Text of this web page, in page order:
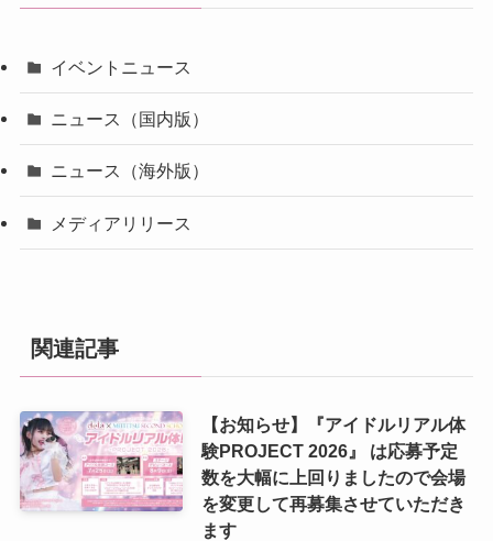
イベントニュース
ニュース（国内版）
ニュース（海外版）
メディアリリース
関連記事
【お知らせ】『アイドルリアル体
験PROJECT 2026』 は応募予定
数を大幅に上回りましたので会場
を変更して再募集させていただき
ます